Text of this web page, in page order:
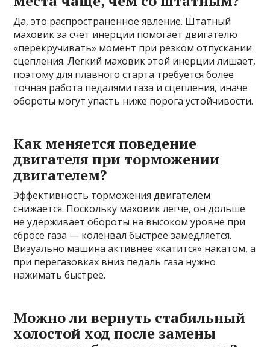
Да, это распространенное явление. Штатный
маховик за счет инерции помогает двигателю
«перекручивать» момент при резком отпускании
сцепления. Легкий маховик этой инерции лишает,
поэтому для плавного старта требуется более
точная работа педалями газа и сцепления, иначе
обороты могут упасть ниже порога устойчивости.
Как меняется поведение
двигателя при торможении
двигателем?
Эффективность торможения двигателем
снижается. Поскольку маховик легче, он дольше
не удерживает обороты на высоком уровне при
сбросе газа — коленвал быстрее замедляется.
Визуально машина активнее «катится» накатом, а
при перегазовках вниз педаль газа нужно
нажимать быстрее.
Можно ли вернуть стабильный
холостой ход после замены